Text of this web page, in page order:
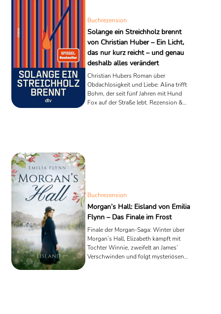
Buchrezension
Solange ein Streichholz brennt
von Christian Huber – Ein Licht,
das nur kurz reicht – und genau
deshalb alles verändert
Christian Hubers Roman über
Obdachlosigkeit und Liebe: Alina trifft
Bohm, der seit fünf Jahren mit Hund
Fox auf der Straße lebt. Rezension &
Buchrezension
Morgan’s Hall: Eisland von Emilia
Flynn – Das Finale im Frost
Finale der Morgan-Saga: Winter über
Morgan’s Hall, Elizabeth kämpft mit
Tochter Winnie, zweifelt an James’
Verschwinden und folgt mysteriösen